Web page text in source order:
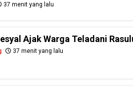
37 menit yang lalu
Ajak Warga Teladani
37 menit yang lalu